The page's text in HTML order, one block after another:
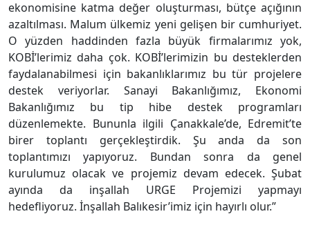
ekonomisine katma değer oluşturması, bütçe açığının
azaltılması. Malum ülkemiz yeni gelişen bir cumhuriyet.
O yüzden haddinden fazla büyük firmalarımız yok,
KOBİ’lerimiz daha çok. KOBİ’lerimizin bu desteklerden
faydalanabilmesi için bakanlıklarımız bu tür projelere
destek veriyorlar. Sanayi Bakanlığımız, Ekonomi
Bakanlığımız bu tip hibe destek programları
düzenlemekte. Bununla ilgili Çanakkale’de, Edremit’te
birer toplantı gerçekleştirdik. Şu anda da son
toplantımızı yapıyoruz. Bundan sonra da genel
kurulumuz olacak ve projemiz devam edecek. Şubat
ayında da inşallah URGE Projemizi yapmayı
hedefliyoruz. İnşallah Balıkesir’imiz için hayırlı olur.”